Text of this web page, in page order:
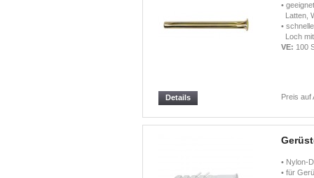
•
Latten,
•
Loch
VE: 100
Preis auf
Details
• Nylon-
• für